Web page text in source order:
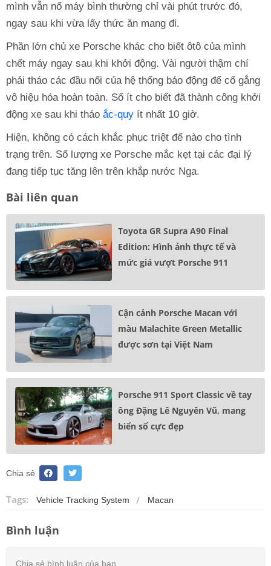
mình vẫn nổ máy bình thường chỉ vài phút trước đó,
ngay sau khi vừa lấy thức ăn mang đi.
Phần lớn chủ xe Porsche khác cho biết ôtô của mình
chết máy ngay sau khi khởi động. Vài người thậm chí
phải tháo các đầu nối của hệ thống báo động để cố gắng
vô hiệu hóa hoàn toàn. Số ít cho biết đã thành công khởi
động xe sau khi tháo ắc-quy ít nhất 10 giờ.
Hiện, không có cách khắc phục triệt để nào cho tình
trạng trên. Số lượng xe Porsche mắc kẹt tại các đại lý
đang tiếp tục tăng lên trên khắp nước Nga.
Bài liên quan
Toyota GR Supra A90 Final
Edition: Hình ảnh thực tế và
mức giá vượt Porsche 911
Cận cảnh Porsche Macan với
màu Malachite Green Metallic
được sơn tại Việt Nam
Porsche 911 Sport Classic về tay
ông Đặng Lê Nguyên Vũ, mang
biển số cực đẹp
Chia sẻ
Tags: Vehicle Tracking System Macan
Bình luận